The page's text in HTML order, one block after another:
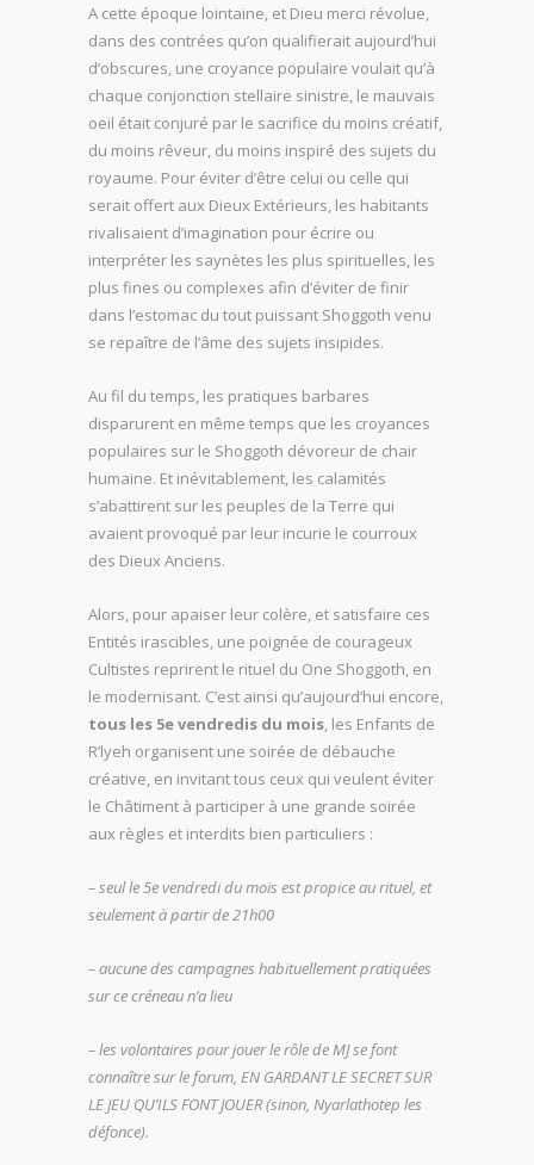
A cette époque lointaine, et Dieu merci révolue,
dans des contrées qu’on qualifierait aujourd’hui
d’obscures, une croyance populaire voulait qu’à
chaque conjonction stellaire sinistre, le mauvais
oeil était conjuré par le sacrifice du moins créatif,
du moins rêveur, du moins inspiré des sujets du
royaume. Pour éviter d’être celui ou celle qui
serait offert aux Dieux Extérieurs, les habitants
rivalisaient d’imagination pour écrire ou
interpréter les saynètes les plus spirituelles, les
plus fines ou complexes afin d’éviter de finir
dans l’estomac du tout puissant Shoggoth venu
se repaître de l’âme des sujets insipides.
Au fil du temps, les pratiques barbares
disparurent en même temps que les croyances
populaires sur le Shoggoth dévoreur de chair
humaine. Et inévitablement, les calamités
s’abattirent sur les peuples de la Terre qui
avaient provoqué par leur incurie le courroux
des Dieux Anciens.
Alors, pour apaiser leur colère, et satisfaire ces
Entités irascibles, une poignée de courageux
Cultistes reprirent le rituel du One Shoggoth, en
le modernisant. C’est ainsi qu’aujourd’hui encore,
tous les 5e vendredis du mois, les Enfants de
R’lyeh organisent une soirée de débauche
créative, en invitant tous ceux qui veulent éviter
le Châtiment à participer à une grande soirée
aux règles et interdits bien particuliers :
– seul le 5e vendredi du mois est propice au rituel, et
seulement à partir de 21h00
– aucune des campagnes habituellement pratiquées
sur ce créneau n’a lieu
– les volontaires pour jouer le rôle de MJ se font
connaître sur le forum, EN GARDANT LE SECRET SUR
LE JEU QU’ILS FONT JOUER (sinon, Nyarlathotep les
défonce).